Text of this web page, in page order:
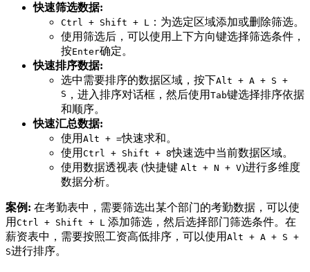
快速筛选数据:
Ctrl + Shift + L
：为选定区域添加或删除筛选。
使用筛选后，可以使用上下方向键选择筛选条件，
按Enter确定。
快速排序数据:
选中需要排序的数据区域，按下Alt + A + S +
S ，进入排序对话框，然后使用 Tab键选择排序依据
和顺序。
快速汇总数据:
使用 Alt + =快速求和。
使用 Ctrl + Shift + 8快速选中当前数据区域。
使用数据透视表 (快捷键 Alt + N + V)进行多维度
数据分析。
案例: 在考勤表中，需要筛选出某个部门的考勤数据，可以使
用 Ctrl + Shift + L 添加筛选，然后选择部门筛选条件。在
薪资表中，需要按照工资高低排序，可以使用 Alt + A + S +
S进行排序。